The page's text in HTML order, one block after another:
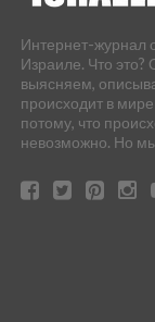
Интернет-журнал
Израиле. Что
выясняем,
происходит в
потому, что
невозможно. Но